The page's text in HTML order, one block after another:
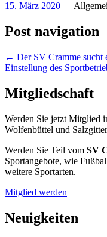
15. März 2020 |
Post navigation
← Der SV Cramme sucht
Einstellung des
Mitgliedschaft
Werden Sie jetzt Mitglied
Wolfenbüttel und
Werden Sie Teil vom SV
Sportangebote, wie
weitere Sportarten.
Mitglied werden
Neuigkeiten